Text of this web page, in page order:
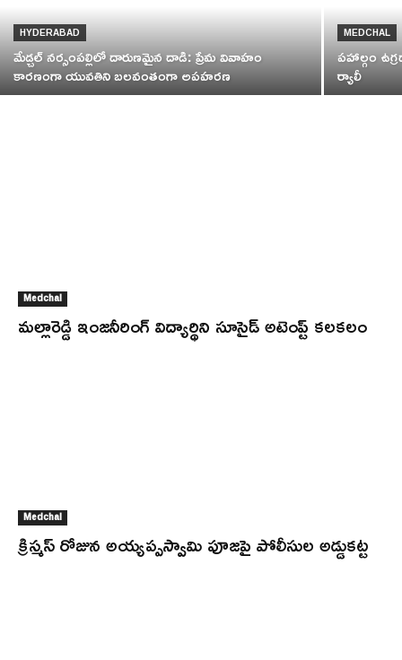
HYDERABAD
మేడ్చల్‌ నర్సంపల్లిలో దారుణమైన దాడి: ప్రేమ వివాహం
కారణంగా యువతిని బలవంతంగా అపహరణ
MEDCHAL
పహాల్గం
ర్యాలీ
Medchal
మల్లారెడ్డి ఇంజనీరింగ్ విద్యార్థిని సూసైడ్ అటెంప్ట్ కలకలం
Medchal
క్రిస్మస్ రోజున అయ్యప్పస్వామి పూజపై పోలీసుల అడ్డుకట్ట